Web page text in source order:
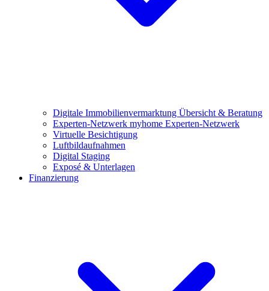
Digitale Immobilienvermarktung Übersicht & Beratung
Experten-Netzwerk myhome Experten-Netzwerk
Virtuelle Besichtigung
Luftbildaufnahmen
Digital Staging
Exposé & Unterlagen
Finanzierung